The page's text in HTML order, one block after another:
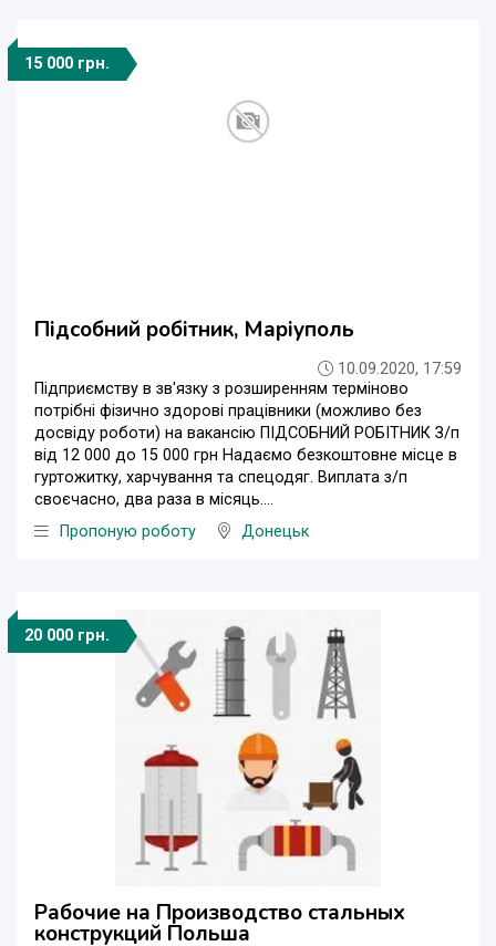
15 000 грн.
Підсобний робітник, Маріуполь
10.09.2020, 17:59
Підприємству в зв'язку з розширенням терміново
потрібні фізично здорові працівники (можливо без
досвіду роботи) на вакансію ПІДСОБНИЙ РОБІТНИК З/п
від 12 000 до 15 000 грн Надаємо безкоштовне місце в
гуртожитку, харчування та спецодяг. Виплата з/п
своєчасно, два раза в місяць....
Пропоную роботу
Донецьк
20 000 грн.
Рабочие на Производство стальных
конструкций Польша